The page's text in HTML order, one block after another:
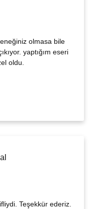
olmasa bile
yaptığım eseri
oldu.
Teşekkür ederiz.